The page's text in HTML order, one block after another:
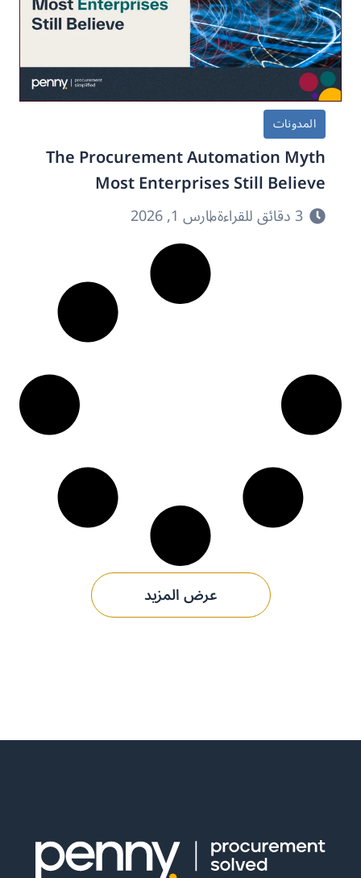
المدونات
The Procurement Automation Myth
Most Enterprises Still Believe
3 دقائق للقراءة مارس 1, 2026
عرض المزيد